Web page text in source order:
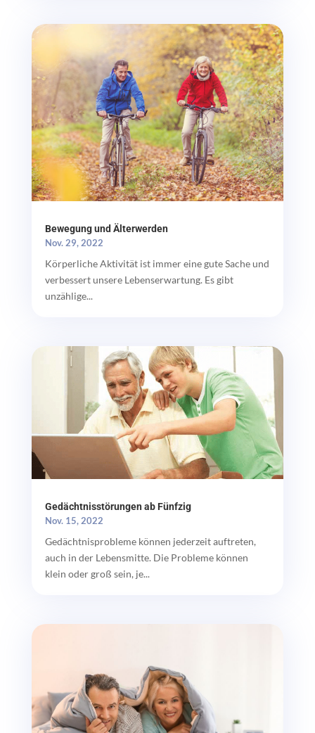
Bewegung und Älterwerden
Nov. 29, 2022
Körperliche Aktivität ist immer eine gute Sache und
verbessert unsere Lebenserwartung. Es gibt
unzählige...
Gedächtnisstörungen ab Fünfzig
Nov. 15, 2022
Gedächtnisprobleme können jederzeit auftreten,
auch in der Lebensmitte. Die Probleme können
klein oder groß sein, je...